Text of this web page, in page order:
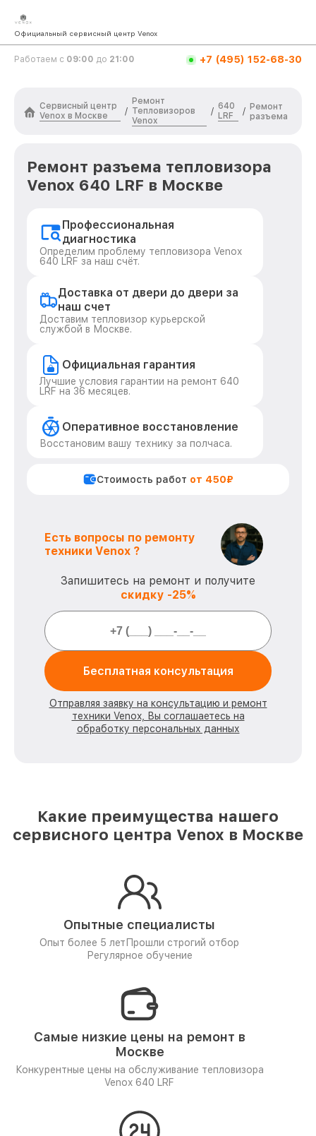
Официальный сервисный центр Venox
Работаем с 09:00 до 21:00 +7 (495) 152-68-30
Сервисный центр
Venox в Москве
/
Ремонт
Тепловизоров
Venox
/
640
LRF
/ Ремонт
разъема
Ремонт разъема тепловизора
Venox 640 LRF в Москве
Профессиональная
диагностика
Определим проблему тепловизора Venox
640 LRF за наш счёт.
Доставка от двери до двери за
наш счет
Доставим тепловизор курьерской
службой в Москве.
Официальная гарантия
Лучшие условия гарантии на ремонт 640
LRF на 36 месяцев.
Оперативное восстановление
Восстановим вашу технику за полчаса.
Стоимость работ от 450₽
Есть вопросы по ремонту
техники Venox ?
Запишитесь на ремонт и получите
скидку -25%
Бесплатная консультация
Отправляя заявку на консультацию и ремонт
техники Venox, Вы соглашаетесь на
обработку персональных данных
Какие преимущества нашего
сервисного центра Venox в Москве
Опытные специалисты
Опыт более 5 лет Прошли строгий отбор
Регулярное обучение
Самые низкие цены на ремонт в
Москве
Конкурентные цены на обслуживание тепловизора
Venox 640 LRF